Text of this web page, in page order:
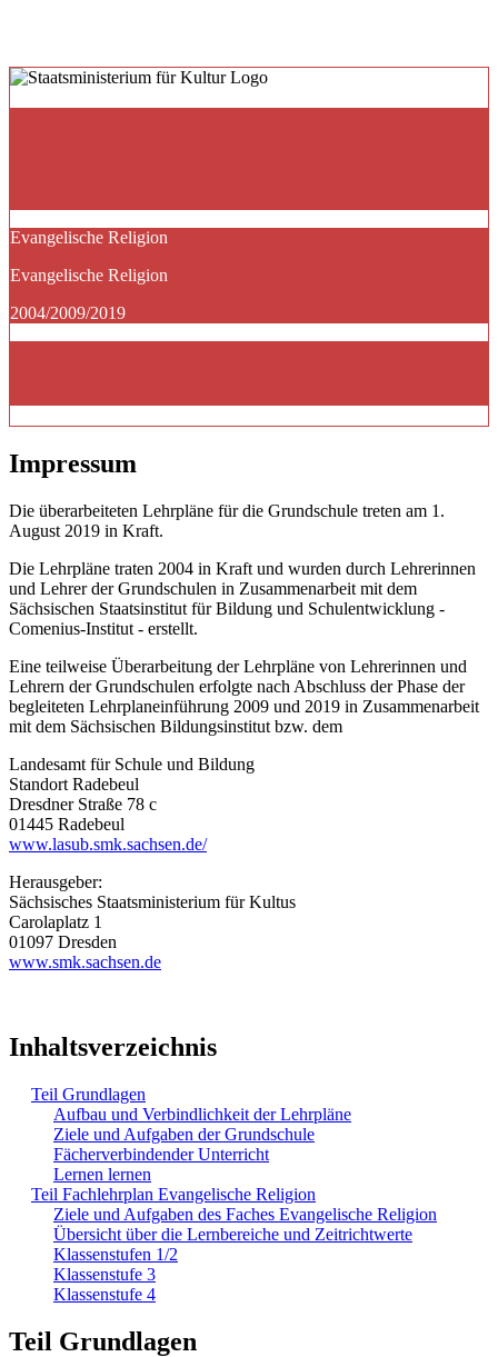
Evangelische Religion
Evangelische Religion
2004/2009/2019
Impressum
Die überarbeiteten Lehrpläne für die Grundschule treten am 1.
August 2019 in Kraft.
Die Lehrpläne traten 2004 in Kraft und wurden durch Lehrerinnen
und Lehrer der Grundschulen in Zusammenarbeit mit dem
Sächsischen Staatsinstitut für Bildung und Schulentwicklung -
Comenius-Institut - erstellt.
Eine teilweise Überarbeitung der Lehrpläne von Lehrerinnen und
Lehrern der Grundschulen erfolgte nach Abschluss der Phase der
begleiteten Lehrplaneinführung 2009 und 2019 in Zusammenarbeit
mit dem Sächsischen Bildungsinstitut bzw. dem
Landesamt für Schule und Bildung
Standort Radebeul
Dresdner Straße 78 c
01445 Radebeul
www.lasub.smk.sachsen.de/
Herausgeber:
Sächsisches Staatsministerium für Kultus
Carolaplatz 1
01097 Dresden
www.smk.sachsen.de
Inhaltsverzeichnis
Teil Grundlagen
Aufbau und Verbindlichkeit der Lehrpläne
Ziele und Aufgaben der Grundschule
Fächerverbindender Unterricht
Lernen lernen
Teil Fachlehrplan Evangelische Religion
Ziele und Aufgaben des Faches Evangelische Religion
Übersicht über die Lernbereiche und Zeitrichtwerte
Klassenstufen 1/2
Klassenstufe 3
Klassenstufe 4
Teil Grundlagen